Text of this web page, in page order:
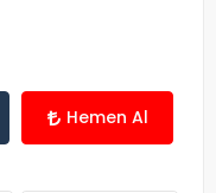
Hemen Al